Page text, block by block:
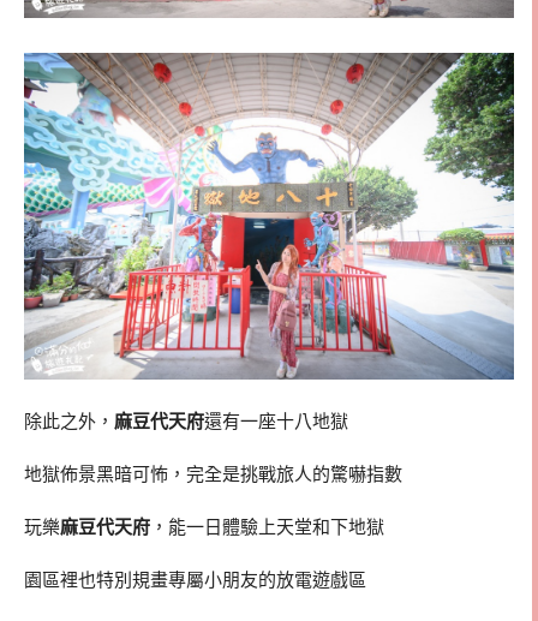
除此之外， 麻豆代天府還有一座十八地獄
地獄佈景黑暗可怖，完全是挑戰旅人的驚嚇指數
玩樂麻豆代天府 ，能一日體驗上天堂和下地獄
園區裡也特別規畫專屬小朋友的放電遊戲區